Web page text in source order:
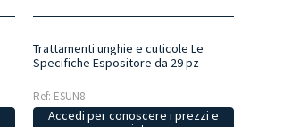
Trattamenti unghie e cuticole Le
Specifiche Espositore da 29 pz
Ref: ESUN8
Accedi per conoscere i prezzi e